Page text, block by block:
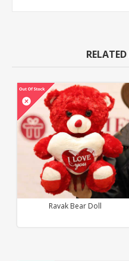
Ravak Bear Doll